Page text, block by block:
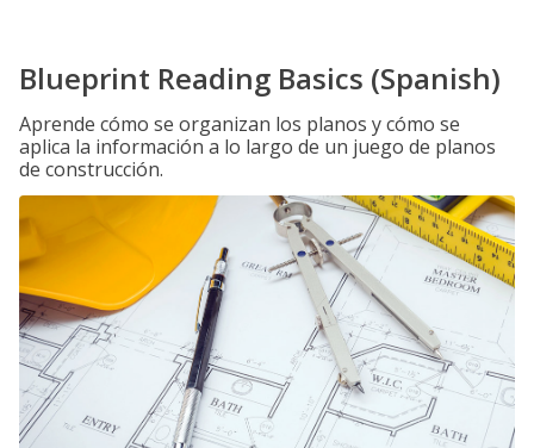
Blueprint Reading Basics (Spanish)
Aprende cómo se organizan los planos y cómo se
aplica la información a lo largo de un juego de planos
de construcción.